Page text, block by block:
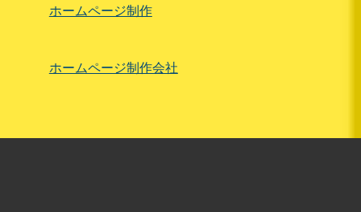
ホームページ制作
ホームページ制作会社